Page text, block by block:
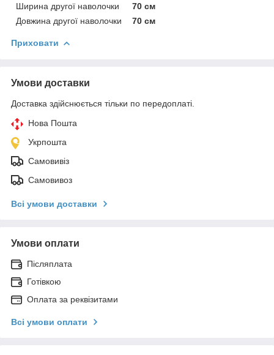
Ширина другої наволочки
70 см
Довжина другої наволочки
70 см
Приховати
Умови доставки
Доставка здійснюється тільки по передоплаті.
Нова Пошта
Укрпошта
Самовивіз
Самовивоз
Всі умови доставки
Умови оплати
Післяплата
Готівкою
Оплата за реквізитами
Всі умови оплати